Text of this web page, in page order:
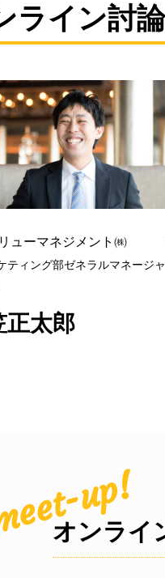
ライン討
ューマネジメント㈱
ティング部ゼネラルマネージャ
正太郎
up!
オンライ